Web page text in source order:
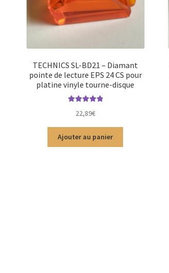
TECHNICS SL-BD21 – Diamant
pointe de lecture EPS 24 CS pour
platine vinyle tourne-disque
5
22,89€
Ajouter au panier